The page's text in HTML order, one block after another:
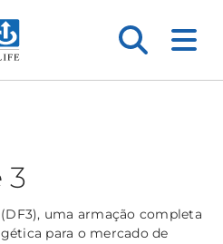
3
uma armação completa
para o mercado de